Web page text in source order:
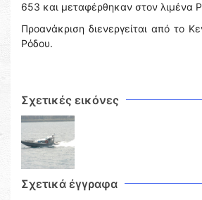
653 και μεταφέρθηκαν στον λιμένα
Προανάκριση διενεργείται από το
Ρόδου.
Σχετικές εικόνες
Σχετικά έγγραφα